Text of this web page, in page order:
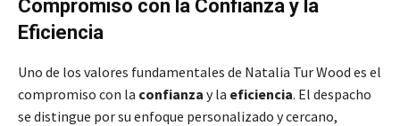
Compromiso con la Confianza y la
Eficiencia
Uno de los valores fundamentales de Natalia Tur Wood es el
compromiso con la confianza y la eficiencia. El despacho
se distingue por su enfoque personalizado y cercano,